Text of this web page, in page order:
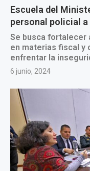
Escuela del
personal policial a
Se busca fortalecer
en materias fiscal y
enfrentar la
6 junio, 2024